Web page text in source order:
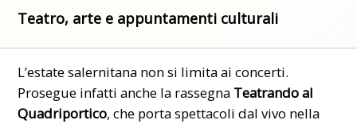
Teatro, arte e appuntamenti culturali
L’estate salernitana non si limita ai concerti.
Prosegue infatti anche la rassegna Teatrando al
Quadriportico, che porta spettacoli dal vivo nella